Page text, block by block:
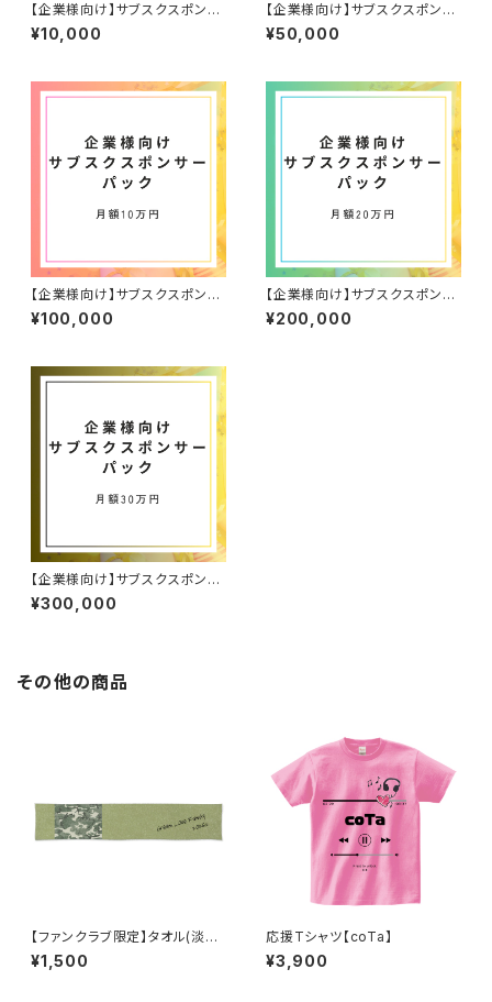
【企業様向け】サブスクスポンサ
ー1万パック
¥10,000
【企業様向け】サブスクスポンサ
ー5万パック
¥50,000
【企業様向け】サブスクスポンサ
ー10万パック
¥100,000
【企業様向け】サブスクスポンサ
ー20万パック
¥200,000
【企業様向け】サブスクスポンサ
ー30万パック
¥300,000
その他の商品
【ファンクラブ限定】タオル(淡迷
彩)
¥1,500
応援Tシャツ【coTa】
¥3,900